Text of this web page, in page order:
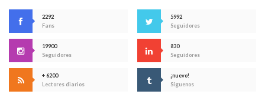
2292
Fans
5992
Seguidores
19900
Seguidores
830
Seguidores
+ 6200
Lectores diarios
¡nuevo!
Síguenos